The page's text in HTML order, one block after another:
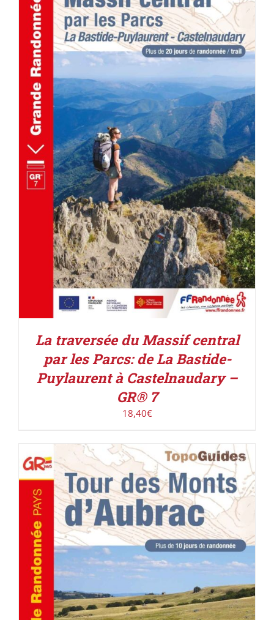
AJOUTER AU PANIER / DÉTAILS
La traversée du Massif central
par les Parcs: de La Bastide-
Puylaurent à Castelnaudary –
GR® 7
18,40€